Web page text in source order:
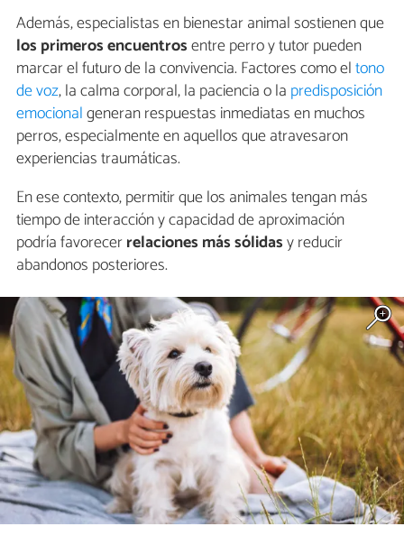
Además, especialistas en bienestar animal sostienen que
los primeros encuentrosentre perro y tutor pueden
marcar el futuro de la convivencia. Factores como eltono
de voz, la calma corporal, la paciencia o la predisposición
emocionalgeneran respuestas inmediatas en muchos
perros, especialmente en aquellos que atravesaron
experiencias traumáticas.
En ese contexto, permitir que los animales tengan más
tiempo de interacción y capacidad de aproximación
podría favorecerrelaciones más sólidasy reducir
abandonos posteriores.